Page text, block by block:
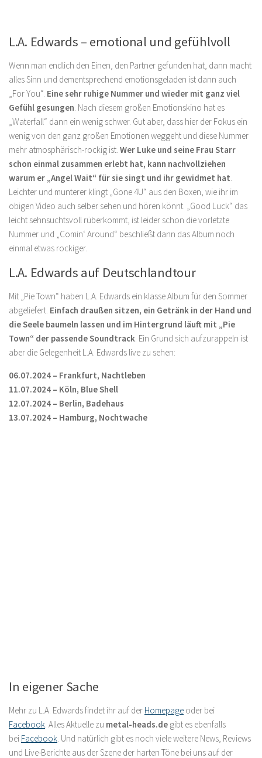
L.A. Edwards – emotional und gefühlvoll
Wenn man endlich den Einen, den Partner gefunden hat, dann macht
alles Sinn und dementsprechend emotionsgeladen ist dann auch
„For You“. Eine sehr ruhige Nummer und wieder mit ganz viel
Gefühl gesungen. Nach diesem großen Emotionskino hat es
„Waterfall“ dann ein wenig schwer. Gut aber, dass hier der Fokus ein
wenig von den ganz großen Emotionen weggeht und diese Nummer
mehr atmosphärisch-rockig ist. Wer Luke und seine Frau Starr
schon einmal zusammen erlebt hat, kann nachvollziehen
warum er „Angel Wait“ für sie singt und ihr gewidmet hat.
Leichter und munterer klingt „Gone 4U“ aus den Boxen, wie ihr im
obigen Video auch selber sehen und hören könnt. „Good Luck“ das
leicht sehnsuchtsvoll rüberkommt, ist leider schon die vorletzte
Nummer und „Comin‘ Around“ beschließt dann das Album noch
einmal etwas rockiger.
L.A. Edwards auf Deutschlandtour
Mit „Pie Town“ haben L.A. Edwards ein klasse Album für den Sommer
abgeliefert. Einfach draußen sitzen, ein Getränk in der Hand und
die Seele baumeln lassen und im Hintergrund läuft mit „Pie
Town“ der passende Soundtrack. Ein Grund sich aufzurappeln ist
aber die Gelegenheit L.A. Edwards live zu sehen:
06.07.2024 – Frankfurt, Nachtleben
11.07.2024 – Köln, Blue Shell
12.07.2024 – Berlin, Badehaus
13.07.2024 – Hamburg, Nochtwache
In eigener Sache
Mehr zu L.A. Edwards findet ihr auf der Homepage oder bei
Facebook. Alles Aktuelle zu metal-heads.de gibt es ebenfalls
bei Facebook. Und natürlich gibt es noch viele weitere News, Reviews
und Live-Berichte aus der Szene der harten Töne bei uns auf der